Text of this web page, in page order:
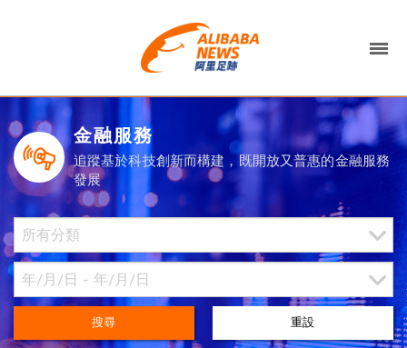
金融服務
追蹤基於科技創新而構建，既開放又普惠的金融服務
發展
搜尋 重設